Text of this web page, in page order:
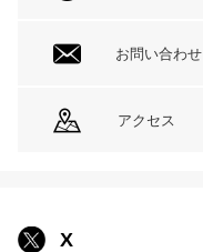
お問い合わせ
アクセス
X